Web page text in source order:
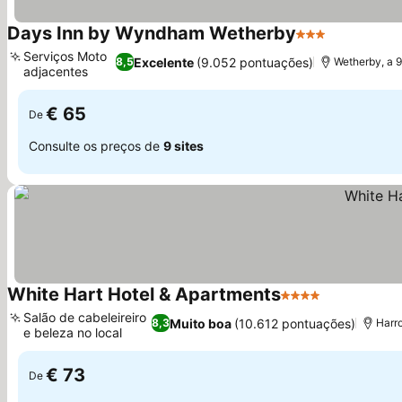
Days Inn by Wyndham Wetherby3 Estrelas
8,5Excelente (9.052 pontuações)
Serviços Moto
adjacentes
Wetherby, a
De € 65
Consulte os preços de 9 sites
White Hart Hotel & Apartments4 Estrelas
8,3Muito boa (10.612 pontuações)
Salão de cabeleireiro
e beleza no local
De € 73